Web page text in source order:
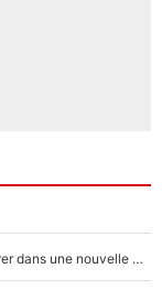
F1 - Alpine signe un accord «impensable» et va entrer dans une nouvelle dimension : Grande nouvelle pour Pierre Gasly !